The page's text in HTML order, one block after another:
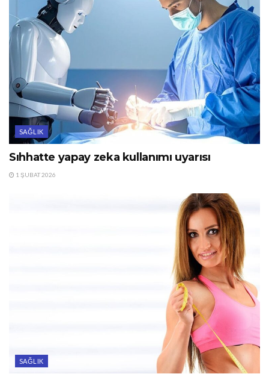
SAĞLIK
Sıhhatte yapay zeka kullanımı uyarısı
1 ŞUBAT 2026
SAĞLIK